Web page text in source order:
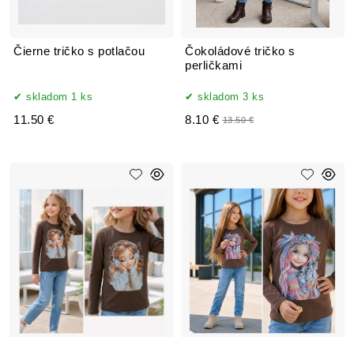
Čierne tričko s potlačou
skladom 1 ks
11.50 €
Čokoládové tričko s
perličkami
skladom 3 ks
8.10 € 13.50 €